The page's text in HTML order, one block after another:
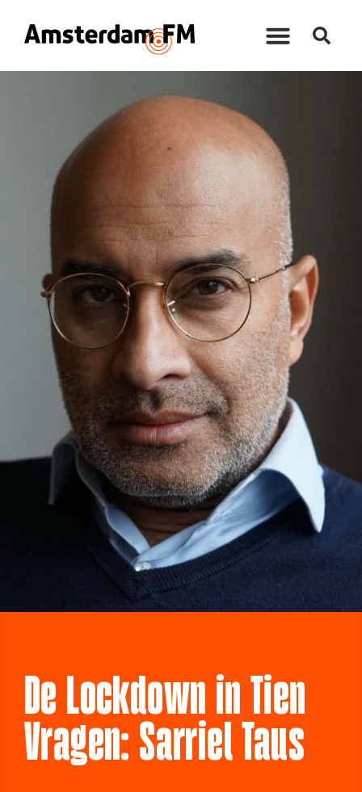
De Lockdown in Tien
Vragen: Sarriel Taus